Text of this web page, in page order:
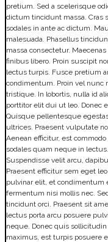
pretium. Sed a scelerisque
dictum tincidunt massa. Cras
sodales in ante ac dictum.
malesuada. Phasellus
massa consectetur.
finibus libero. Proin suscipit
lectus turpis. Fusce pretium
condimentum. Proin vel
tristique. In lobortis, nulla id
porttitor elit dui ut leo. Donec
Quisque pellentesque
ultrices. Praesent vulputate
Aenean efficitur, est
sodales quam neque in
Suspendisse velit arcu,
Praesent efficitur sem eget
pulvinar elit, et condimentum
fermentum nisi mollis nec.
tincidunt orci. Praesent sit
lectus porta arcu posuere
neque. Donec quis
maximus, est turpis posuere